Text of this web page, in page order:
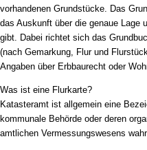
vorhandenen Grundstücke. Das
das Auskunft über die genaue Lage
gibt. Dabei richtet sich das
(nach Gemarkung, Flur und
Angaben über Erbbaurecht oder
Was ist eine Flurkarte?
Katasteramt ist allgemein eine
kommunale Behörde oder deren
amtlichen Vermessungswesens